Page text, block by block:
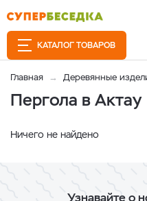
КАТАЛОГ ТОВАРОВ
Главная Деревянные
Пергола в Актау
Ничего не найдено
Узнавайте о